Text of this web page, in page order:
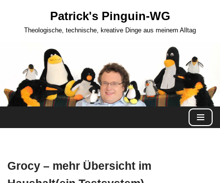
Patrick's Pinguin-WG
Theologische, technische, kreative Dinge aus meinem Alltag
Grocy – mehr Übersicht im